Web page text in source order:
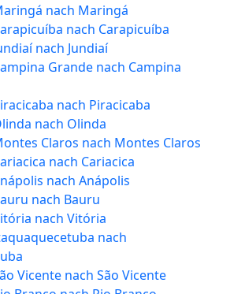
nach Maringá
nach Carapicuíba
nach Jundiaí
Grande nach Campina
nach Piracicaba
nach Olinda
Claros nach Montes Claros
nach Cariacica
nach Anápolis
nach Bauru
nach Vitória
nach
Vicente nach São Vicente